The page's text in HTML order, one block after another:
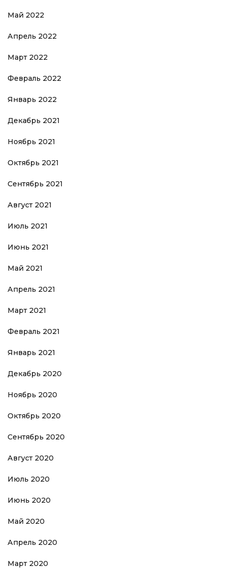
Май 2022
Апрель 2022
Март 2022
Февраль 2022
Январь 2022
Декабрь 2021
Ноябрь 2021
Октябрь 2021
Сентябрь 2021
Август 2021
Июль 2021
Июнь 2021
Май 2021
Апрель 2021
Март 2021
Февраль 2021
Январь 2021
Декабрь 2020
Ноябрь 2020
Октябрь 2020
Сентябрь 2020
Август 2020
Июль 2020
Июнь 2020
Май 2020
Апрель 2020
Март 2020